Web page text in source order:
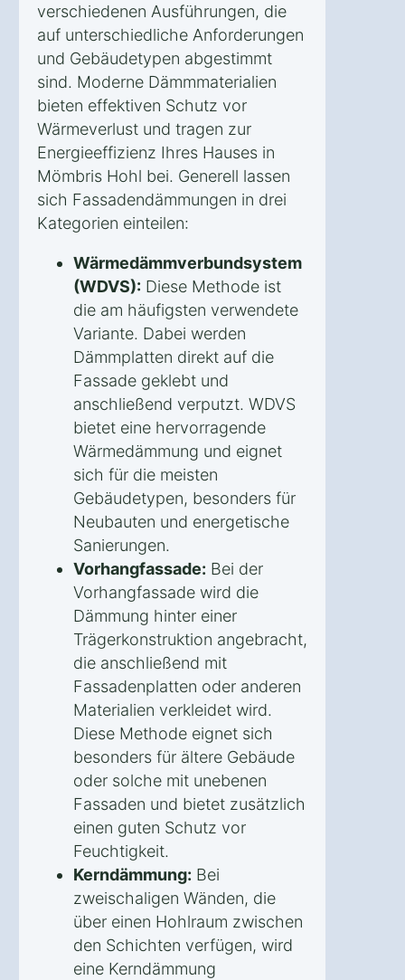
verschiedenen Ausführungen, die
auf unterschiedliche Anforderungen
und Gebäudetypen abgestimmt
sind. Moderne Dämmmaterialien
bieten effektiven Schutz vor
Wärmeverlust und tragen zur
Energieeffizienz Ihres Hauses in
Mömbris Hohl bei. Generell lassen
sich Fassadendämmungen in drei
Kategorien einteilen:
Wärmedämmverbundsystem
(WDVS): Diese Methode ist
die am häufigsten verwendete
Variante. Dabei werden
Dämmplatten direkt auf die
Fassade geklebt und
anschließend verputzt. WDVS
bietet eine hervorragende
Wärmedämmung und eignet
sich für die meisten
Gebäudetypen, besonders für
Neubauten und energetische
Sanierungen.
Vorhangfassade: Bei der
Vorhangfassade wird die
Dämmung hinter einer
Trägerkonstruktion angebracht,
die anschließend mit
Fassadenplatten oder anderen
Materialien verkleidet wird.
Diese Methode eignet sich
besonders für ältere Gebäude
oder solche mit unebenen
Fassaden und bietet zusätzlich
einen guten Schutz vor
Feuchtigkeit.
Kerndämmung: Bei
zweischaligen Wänden, die
über einen Hohlraum zwischen
den Schichten verfügen, wird
eine Kerndämmung